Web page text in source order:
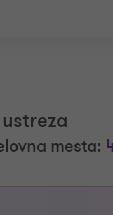
mesta: